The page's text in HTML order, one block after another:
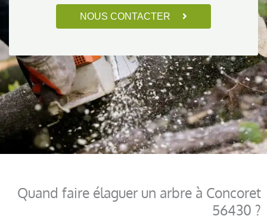
NOUS CONTACTER
Quand faire élaguer un arbre à Concoret
56430 ?